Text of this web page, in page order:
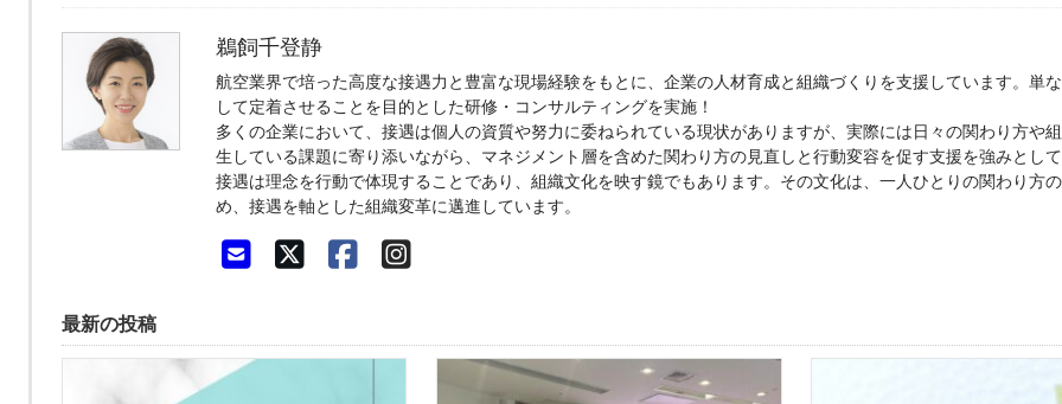
鵜飼千登静
航空業界で培った高度な接遇力と豊富な現場経験をもとに、企業の人材育成と組織づくりを支援しています。単
して定着させることを目的とした研修・コンサルティングを実施！
多くの企業において、接遇は個人の資質や努力に委ねられている現状がありますが、実際には日々の関わり方や
生している課題に寄り添いながら、マネジメント層を含めた関わり方の見直しと行動変容を促す支援を強みとして
接遇は理念を行動で体現することであり、組織文化を映す鏡でもあります。その文化は、一人ひとりの関わり方
め、接遇を軸とした組織変革に邁進しています。
最新の投稿